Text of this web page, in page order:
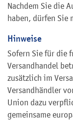
Nachdem Sie die
haben, dürfen Sie
Hinweise
Sofern Sie für die
Versandhandel
zusätzlich im
Versandhändler
Union dazu
gemeinsame